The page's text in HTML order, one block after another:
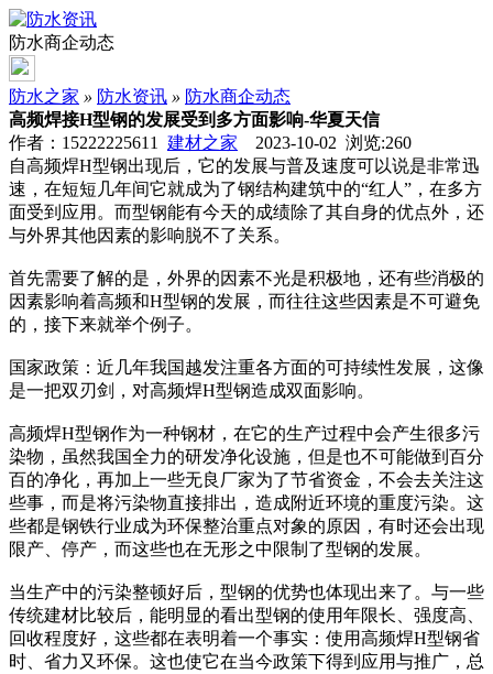
防水商企动态
防水之家 » 防水资讯 » 防水商企动态
高频焊接H型钢的发展受到多方面影响-华夏天信
作者：15222225611 建材之家 2023-10-02 浏览:260
自高频焊H型钢出现后，它的发展与普及速度可以说是非常迅
速，在短短几年间它就成为了钢结构建筑中的“红人”，在多方
面受到应用。而型钢能有今天的成绩除了其自身的优点外，还
与外界其他因素的影响脱不了关系。
首先需要了解的是，外界的因素不光是积极地，还有些消极的
因素影响着高频和H型钢的发展，而往往这些因素是不可避免
的，接下来就举个例子。
国家政策：近几年我国越发注重各方面的可持续性发展，这像
是一把双刃剑，对高频焊H型钢造成双面影响。
高频焊H型钢作为一种钢材，在它的生产过程中会产生很多污
染物，虽然我国全力的研发净化设施，但是也不可能做到百分
百的净化，再加上一些无良厂家为了节省资金，不会去关注这
些事，而是将污染物直接排出，造成附近环境的重度污染。这
些都是钢铁行业成为环保整治重点对象的原因，有时还会出现
限产、停产，而这些也在无形之中限制了型钢的发展。
当生产中的污染整顿好后，型钢的优势也体现出来了。与一些
传统建材比较后，能明显的看出型钢的使用年限长、强度高、
回收程度好，这些都在表明着一个事实：使用高频焊H型钢省
时、省力又环保。这也使它在当今政策下得到应用与推广，总